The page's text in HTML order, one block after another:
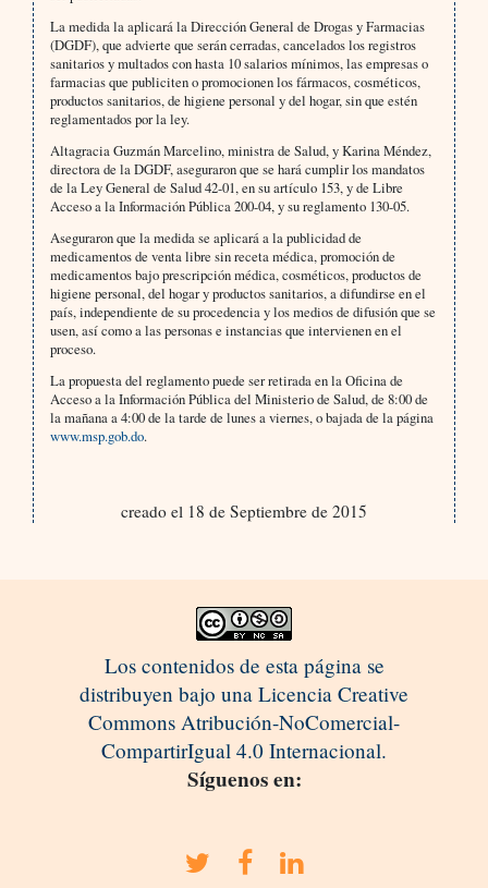
La medida la aplicará la Dirección General de Drogas y Farmacias
(DGDF), que advierte que serán cerradas, cancelados los registros
sanitarios y multados con hasta 10 salarios mínimos, las empresas o
farmacias que publiciten o promocionen los fármacos, cosméticos,
productos sanitarios, de higiene personal y del hogar, sin que estén
reglamentados por la ley.
Altagracia Guzmán Marcelino, ministra de Salud, y Karina Méndez,
directora de la DGDF, aseguraron que se hará cumplir los mandatos
de la Ley General de Salud 42-01, en su artículo 153, y de Libre
Acceso a la Información Pública 200-04, y su reglamento 130-05.
Aseguraron que la medida se aplicará a la publicidad de
medicamentos de venta libre sin receta médica, promoción de
medicamentos bajo prescripción médica, cosméticos, productos de
higiene personal, del hogar y productos sanitarios, a difundirse en el
país, independiente de su procedencia y los medios de difusión que se
usen, así como a las personas e instancias que intervienen en el
proceso.
La propuesta del reglamento puede ser retirada en la Oficina de
Acceso a la Información Pública del Ministerio de Salud, de 8:00 de
la mañana a 4:00 de la tarde de lunes a viernes, o bajada de la página
www.msp.gob.do.
creado el 18 de Septiembre de 2015
Los contenidos de esta página se
distribuyen bajo una Licencia Creative
Commons Atribución-NoComercial-
CompartirIgual 4.0 Internacional.
Síguenos en: